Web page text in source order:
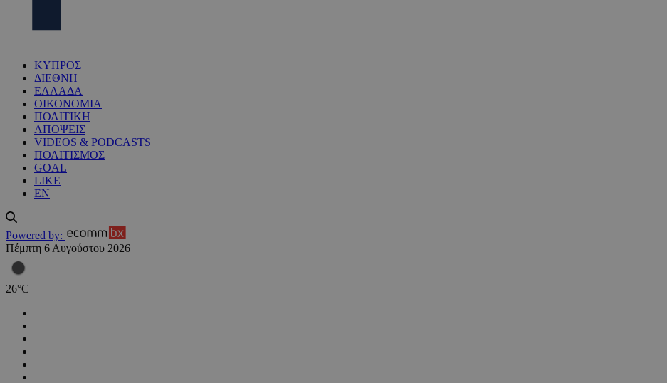
ΚΥΠΡΟΣ
ΔΙΕΘΝΗ
ΕΛΛΑΔΑ
ΟΙΚΟΝΟΜΙΑ
ΠΟΛΙΤΙΚΗ
ΑΠΟΨΕΙΣ
VIDEOS & PODCASTS
ΠΟΛΙΤΙΣΜΟΣ
GOAL
LIKE
EN
Powered by:
Πέμπτη 6 Αυγούστου 2026
26°C